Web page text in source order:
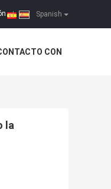
Spanish
|
CON
la